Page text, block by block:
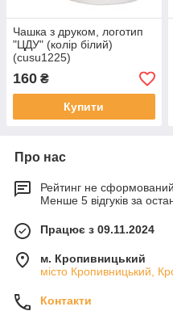
Чашка з друком, логотип
"ЦДУ" (колір білий)
(cusu1225)
160 ₴
Купити
Про нас
Рейтинг не сформований
Менше 5 відгуків за
Працює з 09.11.2024
м. Кропивницький
місто Кропивницький,
Контакти